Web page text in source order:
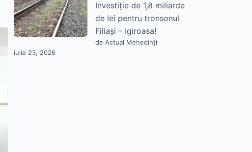
Investiție de 1,8 miliarde
de lei pentru tronsonul
Filiași – Igiroasa!
de Actual Mehedinți
iulie 23, 2026